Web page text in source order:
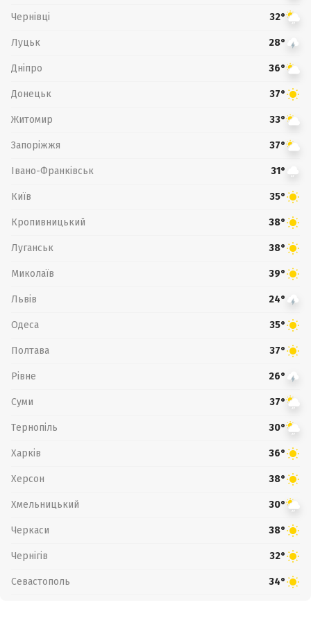
Чернівці 32°
Луцьк 28°
Дніпро 36°
Донецьк 37°
Житомир 33°
Запоріжжя 37°
Івано-Франківськ 31°
Київ 35°
Кропивницький 38°
Луганськ 38°
Миколаїв 39°
Львів 24°
Одеса 35°
Полтава 37°
Рівне 26°
Суми 37°
Тернопіль 30°
Харків 36°
Херсон 38°
Хмельницький 30°
Черкаси 38°
Чернігів 32°
Севастополь 34°